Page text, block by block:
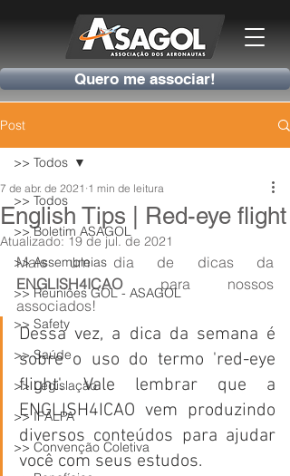
Quero me associar!
Post
>> Todos
>> Boletim ASAGOL
>> Assembleias
>> Reuniões GOL - ASAGOL
>> Safety
>> Saúde
>> Legislação
>> IFALPA
>> Convenção Coletiva
>> Todos
English Tips | Red-eye flight
7 de abr. de 2021 1 min de leitura
Atualizado:19 de jul. de 2021
ENGLISH4ICAO para nossos
associados!
Dessa vez, a dica da semana é
sobre o uso do termo 'red-eye
flight'. Vale lembrar que a
ENGLISH4ICAO vem produzindo
diversos conteúdos para ajudar
você com seus estudos.